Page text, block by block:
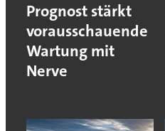
Prognost stärkt
vorausschauende
Wartung mit
Nerve